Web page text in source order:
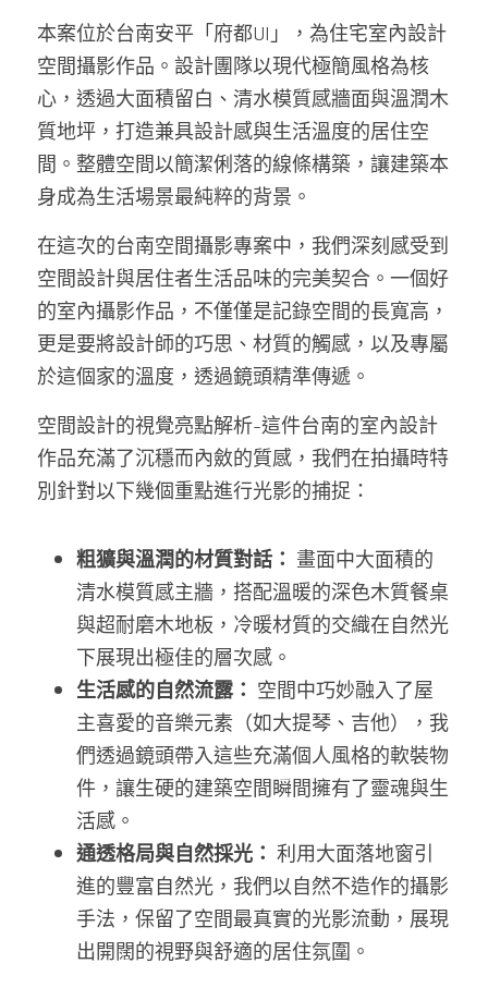
本案位於台南安平「府都UI」，為住宅室內設計
空間攝影作品。設計團隊以現代極簡風格為核
心，透過大面積留白、清水模質感牆面與溫潤木
質地坪，打造兼具設計感與生活溫度的居住空
間。整體空間以簡潔俐落的線條構築，讓建築本
身成為生活場景最純粹的背景。
在這次的台南空間攝影專案中，我們深刻感受到
空間設計與居住者生活品味的完美契合。一個好
的室內攝影作品，不僅僅是記錄空間的長寬高，
更是要將設計師的巧思、材質的觸感，以及專屬
於這個家的溫度，透過鏡頭精準傳遞。
空間設計的視覺亮點解析-這件台南的室內設計
作品充滿了沉穩而內斂的質感，我們在拍攝時特
別針對以下幾個重點進行光影的捕捉：
粗獷與溫潤的材質對話： 畫面中大面積的
清水模質感主牆，搭配溫暖的深色木質餐桌
與超耐磨木地板，冷暖材質的交織在自然光
下展現出極佳的層次感。
生活感的自然流露： 空間中巧妙融入了屋
主喜愛的音樂元素（如大提琴、吉他），我
們透過鏡頭帶入這些充滿個人風格的軟裝物
件，讓生硬的建築空間瞬間擁有了靈魂與生
活感。
通透格局與自然採光： 利用大面落地窗引
進的豐富自然光，我們以自然不造作的攝影
手法，保留了空間最真實的光影流動，展現
出開闊的視野與舒適的居住氛圍。